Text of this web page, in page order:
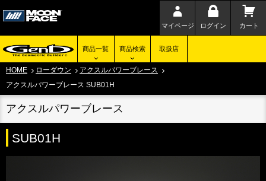
マイページ ログイン カート
商品一覧 商品検索 取扱店
HOME ローダウン
アクスルパワーブレース
アクスルパワーブレース SUB01H
アクスルパワーブレース
SUB01H